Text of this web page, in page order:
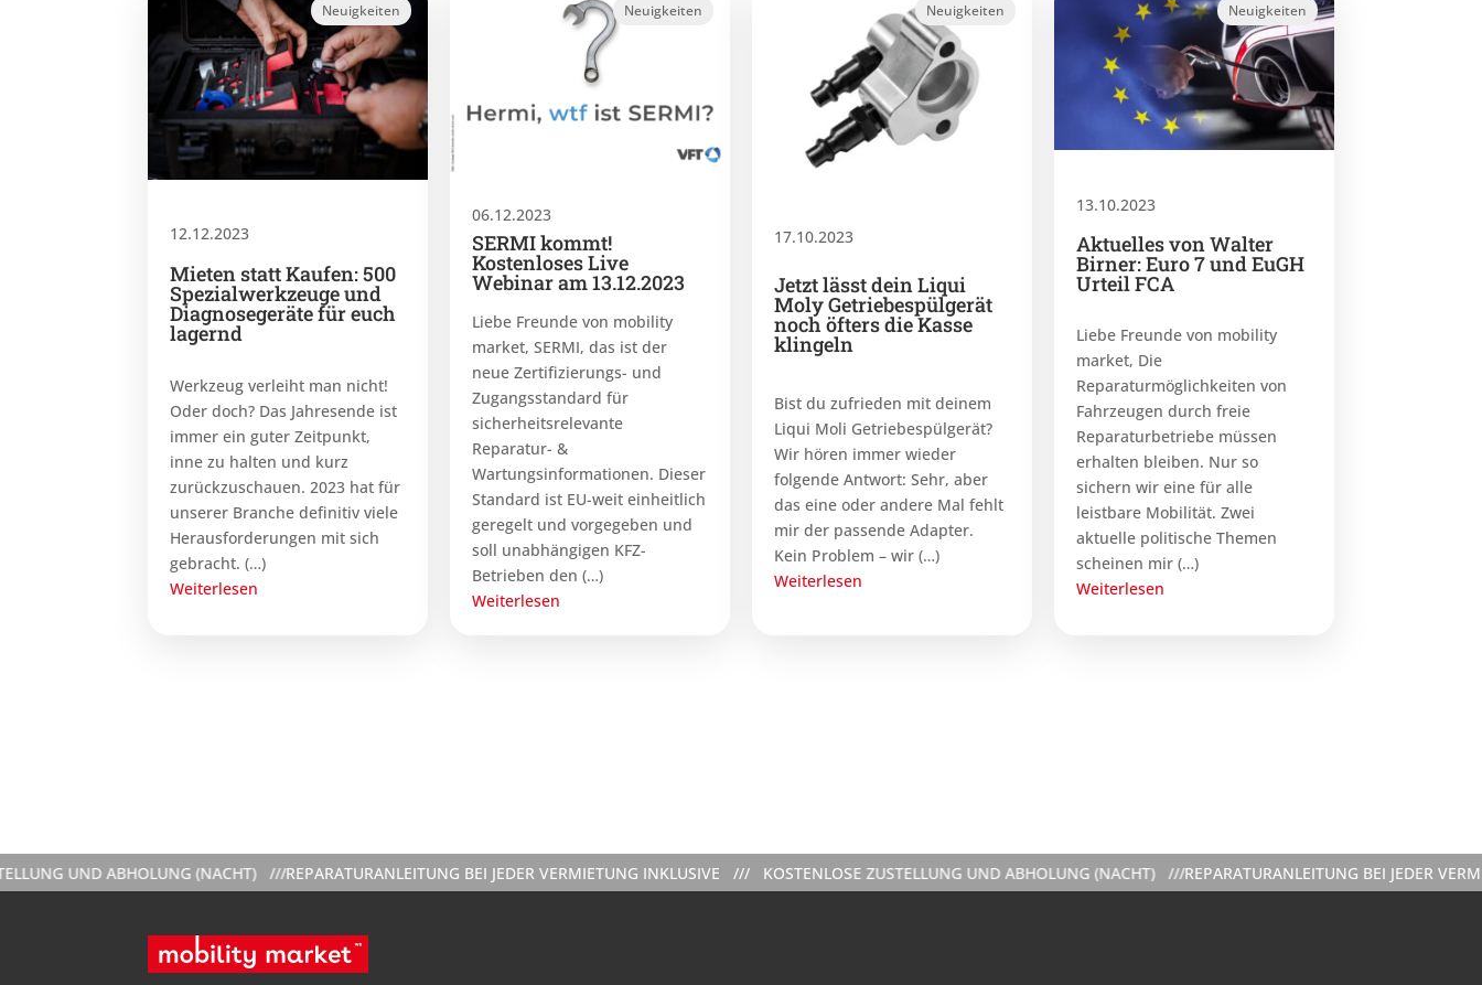
Neuigkeiten
12.12.2023
Mieten statt Kaufen: 500
Spezialwerkzeuge und
Diagnosegeräte für euch
lagernd
Werkzeug verleiht man nicht!
Oder doch? Das Jahresende ist
immer ein guter Zeitpunkt,
inne zu halten und kurz
zurückzuschauen. 2023 hat für
unserer Branche definitiv viele
Herausforderungen mit sich
gebracht. (…)
Weiterlesen
Neuigkeiten
06.12.2023
SERMI kommt!
Kostenloses Live
Webinar am 13.12.2023
Liebe Freunde von mobility
market, SERMI, das ist der
neue Zertifizierungs- und
Zugangsstandard für
sicherheitsrelevante
Reparatur- &
Wartungsinformationen. Dieser
Standard ist EU-weit einheitlich
geregelt und vorgegeben und
soll unabhängigen KFZ-
Betrieben den (…)
Weiterlesen
Neuigkeiten
17.10.2023
Jetzt lässt dein Liqui
Moly Getriebespülgerät
noch öfters die Kasse
klingeln
Bist du zufrieden mit deinem
Liqui Moli Getriebespülgerät?
Wir hören immer wieder
folgende Antwort: Sehr, aber
das eine oder andere Mal fehlt
mir der passende Adapter.
Kein Problem – wir (…)
Weiterlesen
Neuigkeiten
13.10.2023
Aktuelles von Walter
Birner: Euro 7 und EuGH
Urteil FCA
Liebe Freunde von mobility
market, Die
Reparaturmöglichkeiten von
Fahrzeugen durch freie
Reparaturbetriebe müssen
erhalten bleiben. Nur so
sichern wir eine für alle
leistbare Mobilität. Zwei
aktuelle politische Themen
scheinen mir (…)
Weiterlesen
ABHOLUNG (NACHT) ///REPARATURANLEITUNG BEI JEDER VERMIETUNG INKLUSIVE /// KOSTENLOSE ZUSTELLUNG UND ABHOLUNG (NACHT) ///REPARATURANLEITUNG BEI JEDER